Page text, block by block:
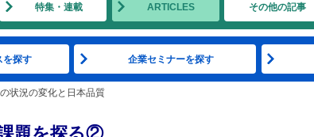
特集・連載 ARTICLES その他の記事
を探す 企業セミナーを探す
状況の変化と日本品質
題を探る②